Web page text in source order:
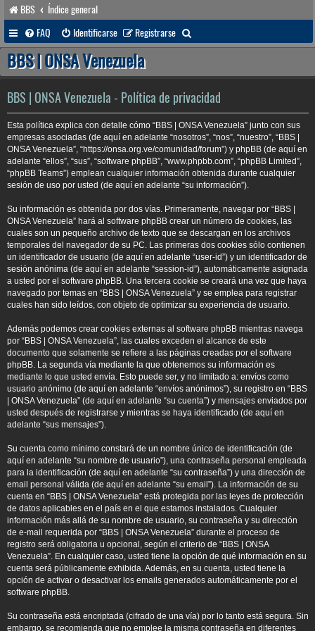
BBS
Índice general
FAQ
Identificarse Registrarse
u
a
r
BBS | ONSA Venezuela
BBS | ONSA Venezuela - Política de privacidad
Esta política explica con detalle cómo “BBS | ONSA Venezuela” junto con sus
empresas asociadas (de aquí en adelante “nosotros”, “nos”, “nuestro”, “BBS |
ONSA Venezuela”, “https://onsa.org.ve/comunidad/forum”) y phpBB (de aquí en
adelante “ellos”, “sus”, “software phpBB”, “www.phpbb.com”, “phpBB Limited”,
“phpBB Teams”) emplean cualquier información obtenida durante cualquier
sesión de uso por usted (de aquí en adelante “su información”).
Su información es obtenida por dos vías. Primeramente, navegar por “BBS |
ONSA Venezuela” hará al software phpBB crear un número de cookies, las
cuales son un pequeño archivo de texto que se descargan en los archivos
temporales del navegador de su PC. Las primeras dos cookies sólo contienen
un identificador de usuario (de aquí en adelante “user-id”) y un identificador de
sesión anónima (de aquí en adelante “session-id”), automáticamente asignada
a usted por el software phpBB. Una tercera cookie se creará una vez que haya
navegado por temas en “BBS | ONSA Venezuela” y se emplea para registrar
cuales han sido leídos, con objeto de optimizar su experiencia de usuario.
Además podemos crear cookies externas al software phpBB mientras navega
por “BBS | ONSA Venezuela”, las cuales exceden el alcance de este
documento que solamente se refiere a las páginas creadas por el software
phpBB. La segunda vía mediante la que obtenemos su información es
mediante lo que usted envía. Esto puede ser, y no limitado a: envíos como
usuario anónimo (de aquí en adelante “envíos anónimos”), su registro en “BBS
| ONSA Venezuela” (de aquí en adelante “su cuenta”) y mensajes enviados por
usted después de registrarse y mientras se haya identificado (de aquí en
adelante “sus mensajes”).
Su cuenta como mínimo constará de un nombre único de identificación (de
aquí en adelante “su nombre de usuario”), una contraseña personal empleada
para la identificación (de aquí en adelante “su contraseña”) y una dirección de
email personal válida (de aquí en adelante “su email”). La información de su
cuenta en “BBS | ONSA Venezuela” está protegida por las leyes de protección
de datos aplicables en el país en el que estamos instalados. Cualquier
información más allá de su nombre de usuario, su contraseña y su dirección
de e-mail requerida por “BBS | ONSA Venezuela” durante el proceso de
registro será obligatoria u opcional, según el criterio de “BBS | ONSA
Venezuela”. En cualquier caso, usted tiene la opción de qué información en su
cuenta será públicamente exhibida. Además, en su cuenta, usted tiene la
opción de activar o desactivar los emails generados automáticamente por el
software phpBB.
Su contraseña está encriptada (cifrado de una vía) por lo tanto está segura. Sin
embargo, se recomienda que no emplee la misma contraseña en diferentes